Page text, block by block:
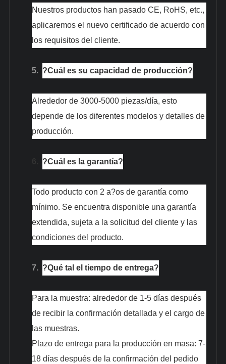
Nuestros productos han pasado CE, RoHS, etc.,
aplicaremos el nuevo certificado de acuerdo con
los requisitos del cliente.
5. ?Cuál es su capacidad de producción?
Alrededor de 3000-5000 piezas/día, esto
depende de los diferentes modelos y detalles de
producción.
?Cuál es la garantía?
Todo producto con 2 a?os de garantía como
mínimo. Se encuentra disponible una garantía
extendida, sujeta a la solicitud del cliente y las
condiciones del producto.
7. ?Qué tal el tiempo de entrega?
Para la muestra: alrededor de 1-5 días después
de recibir la confirmación detallada y el cargo de
las muestras.
Plazo de entrega para la producción en masa: 7-
18 días después de la confirmación del pedido